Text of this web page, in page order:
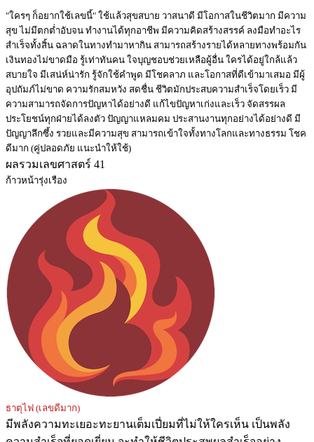
"ใครๆ ก็อยากใช้เลขนี้" ใช้แล้วสุขสบาย วาสนาดี มีโอกาสในชีวิตมาก มีความ
สุข ไม่มีตกต่ำอับจน ทำงานได้ทุกอาชีพ มีความคิดสร้างสรรค์ ลงมือทำอะไร
สำเร็จทั้งสิ้น ฉลาดในทางทำมาหากิน สามารถสร้างรายได้หลายทางพร้อมกัน
เงินทองไม่ขาดมือ รู้เท่าทันคน ใจบุญชอบช่วยเหลือผู้อื่น ใครได้อยู่ใกล้แล้ว
สบายใจ มีเสน่ห์น่ารัก รู้จักใช้คำพูด มีโชคลาภ และโอกาสที่ดีเข้ามาเสมอ มีผู้
อุปถัมภ์ไม่ขาด ความรักสมหวัง สดชื่น ชีวิตมักประสบความสำเร็จโดยเร็ว มี
ความสามารถจัดการปัญหาได้อย่างดี แก้ไขปัญหาเก่งและเร็ว จัดสรรผล
ประโยชน์ทุกฝ่ายได้ลงตัว ปัญญาแหลมคม ประสานงานทุกอย่างได้อย่างดี มี
ปัญญาลึกซึ้ง รวยและมีความสุข สามารถเข้าใจทั้งทางโลกและทางธรรม โชค
ดีมาก (คู่ปลอดภัย แนะนำให้ใช้)
ผลรวมเลขศาสตร์ 41
ก้าวหน้ารุ่งเรือง
ธาตุไฟ (เลขดีมาก)
มีพลังความทะเยอะทะยานเต็มเปี่ยมที่ไม่ให้ใครเห็น เป็นพลัง